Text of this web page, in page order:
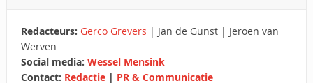
Redacteurs: Gerco Grevers | Jan de Gunst | Jeroen van
Werven
Social media: Wessel Mensink
Contact: Redactie| PR & Communicatie